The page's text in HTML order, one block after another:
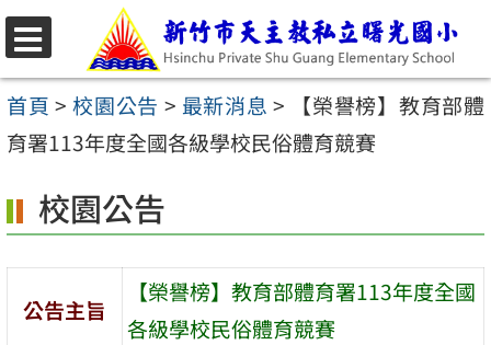
跳
至
主
要
容
區
選
單
首頁 > 校園公告 > 最新消息 >
【榮譽榜】教育部體
育署113年度全國各級學校民俗體育競賽
校園公告
公告主旨
【榮譽榜】教育部體育署113年度全國
各級學校民俗體育競賽